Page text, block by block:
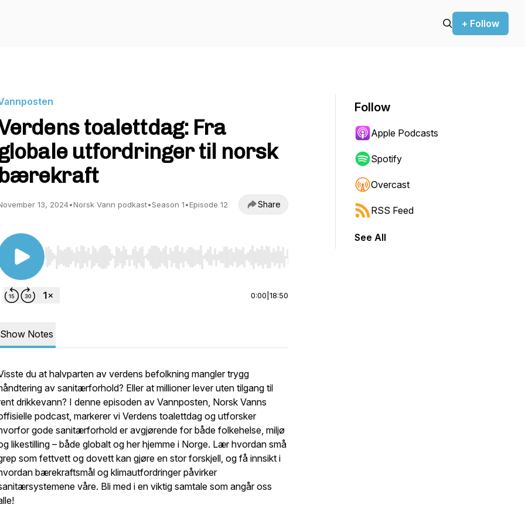
+ Follow
toalettdag: Fra
utfordringer til norsk
bærekraft
13, 2024•Norsk Vann podkast•Season 1•Episode 12 Share
Use Left/Right to seek, Home/End to jump to start or end. Hold shift to jump forward or backward.
0:00 18:50
Show Notes
du at halvparten av verdens befolkning mangler trygg
av sanitærforhold? Eller at millioner lever uten tilgang til
drikkevann? I denne episoden av Vannposten, Norsk Vanns
podcast, markerer vi Verdens toalettdag og utforsker
gode sanitærforhold er avgjørende for både folkehelse, miljø
likestilling – både globalt og her hjemme i Norge. Lær hvordan små
som fettvett og dovett kan gjøre en stor forskjell, og få innsikt i
bærekraftsmål og klimautfordringer påvirker
våre. Bli med i en viktig samtale som angår oss
Follow
Apple Podcasts
Spotify
Overcast
RSS Feed
See All